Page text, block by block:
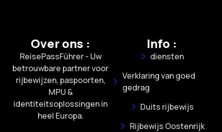
Over ons :
ReisePassFührer - Uw
betrouwbare partner voor
rijbewijzen, paspoorten,
MPU &
identiteitsoplossingen in
heel Europa.
Info :
diensten
Verklaring van goed
gedrag
Duits rijbewijs
Rijbewijs Oostenrijk